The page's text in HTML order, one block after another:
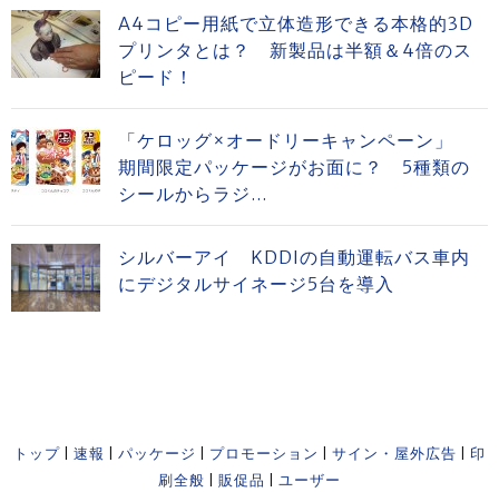
A4コピー用紙で立体造形できる本格的3D
プリンタとは？ 新製品は半額＆4倍のス
ピード！
「ケロッグ×オードリーキャンペーン」
期間限定パッケージがお面に？ 5種類の
シールからラジ...
シルバーアイ KDDIの自動運転バス車内
にデジタルサイネージ5台を導入
トップ 速報 パッケージ プロモーション サイン・屋外広告
印
刷全般
販促品 ユーザー